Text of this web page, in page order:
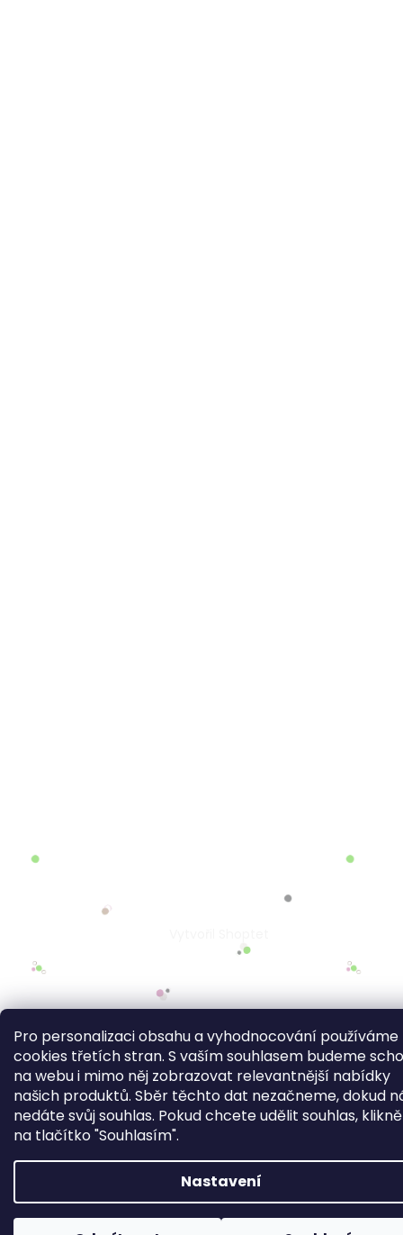
Pro personalizaci obsahu a vyhodnocování používáme
cookies třetích stran. S vaším souhlasem budeme
na webu i mimo něj zobrazovat relevantnější nabídky
našich produktů. Sběr těchto dat nezačneme, dokud
nedáte svůj souhlas. Pokud chcete udělit souhlas,
na tlačítko "Souhlasím".
Nastavení